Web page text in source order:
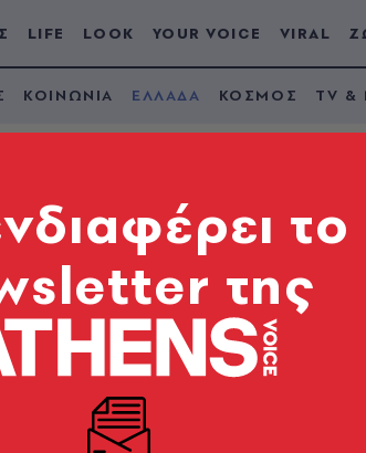
LIFE LOOK YOUR VOICE VIRAL
ΚΟΙΝΩΝΙΑ ΕΛΛΑΔΑ ΚΟΣΜΟΣ TV &
(video)
στα Βόρεια Προάστια -
το
της